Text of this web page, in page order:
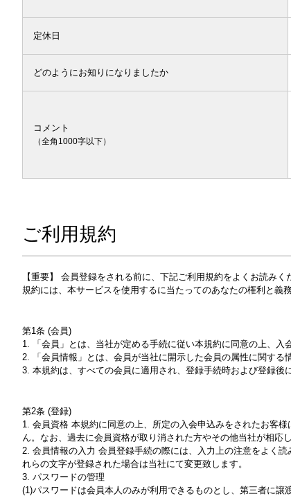
定休日
どのようにお知りになりましたか
コメント
（全角1000字以下）
ご利用規約
【重要】 会員登録をされる前に、下記ご利用規約をよくお読みく
規約には、本サービスを使用するに当たってのあなたの権利と義
第1条 (会員)
1. 「会員」とは、当社が定める手続に従い本規約に同意の上、入
2. 「会員情報」とは、会員が当社に開示した会員の属性に関する
3. 本規約は、すべての会員に適用され、登録手続時および登録後
第2条 (登録)
1. 会員資格 本規約に同意の上、所定の入会申込みをされたお客
ん。なお、過去に会員資格が取り消された方やその他当社が相応
2. 会員情報の入力 会員登録手続の際には、入力上の注意をよく
れらの文字が登録された場合は当社にて変更致します。
3. パスワードの管理
(1)パスワードは会員本人のみが利用できるものとし、第三者に譲